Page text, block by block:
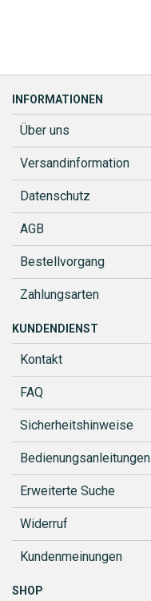
INFORMATIONEN
Über uns
Versandinformation
Datenschutz
AGB
Bestellvorgang
Zahlungsarten
KUNDENDIENST
Kontakt
FAQ
Sicherheitshinweise
Bedienungsanleitungen
Erweiterte Suche
Widerruf
Kundenmeinungen
SHOP